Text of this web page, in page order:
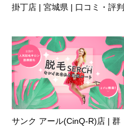
掛丁店 | 宮城県 | 口コミ・評判
サンク アール(CinQ-R)店 | 群